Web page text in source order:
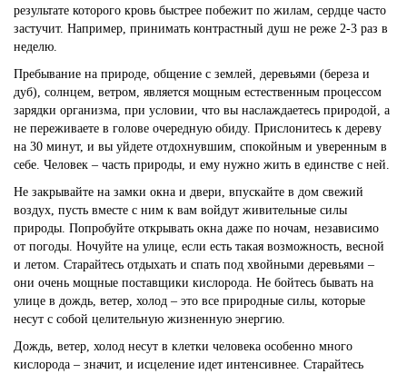
результате которого кровь быстрее побежит по жилам, сердце часто
застучит. Например, принимать контрастный душ не реже 2-3 раз в
неделю.
Пребывание на природе, общение с землей, деревьями (береза и
дуб), солнцем, ветром, является мощным естественным процессом
зарядки организма, при условии, что вы наслаждаетесь природой, а
не переживаете в голове очередную обиду. Прислонитесь к дереву
на 30 минут, и вы уйдете отдохнувшим, спокойным и уверенным в
себе. Человек – часть природы, и ему нужно жить в единстве с ней.
Не закрывайте на замки окна и двери, впускайте в дом свежий
воздух, пусть вместе с ним к вам войдут живительные силы
природы. Попробуйте открывать окна даже по ночам, независимо
от погоды. Ночуйте на улице, если есть такая возможность, весной
и летом. Старайтесь отдыхать и спать под хвойными деревьями –
они очень мощные поставщики кислорода. Не бойтесь бывать на
улице в дождь, ветер, холод – это все природные силы, которые
несут с собой целительную жизненную энергию.
Дождь, ветер, холод несут в клетки человека особенно много
кислорода – значит, и исцеление идет интенсивнее. Старайтесь